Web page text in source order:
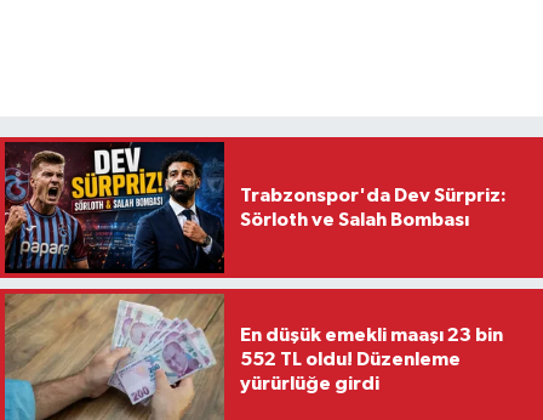
Trabzonspor'da Dev Sürpriz:
Sörloth ve Salah Bombası
En düşük emekli maaşı 23 bin
552 TL oldu! Düzenleme
yürürlüğe girdi